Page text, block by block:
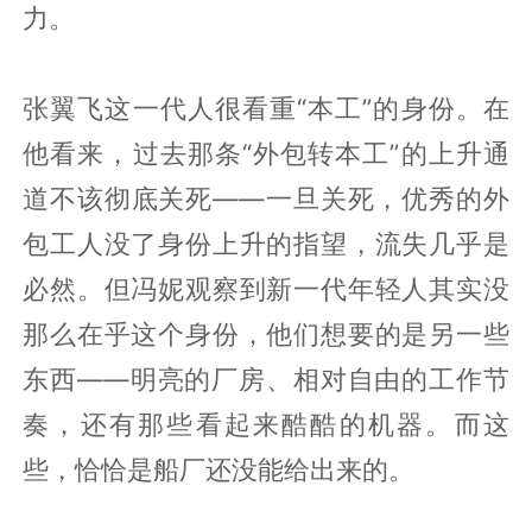
力。
张翼飞这一代人很看重“本工”的身份。在
他看来，过去那条“外包转本工”的上升通
道不该彻底关死——一旦关死，优秀的外
包工人没了身份上升的指望，流失几乎是
必然。但冯妮观察到新一代年轻人其实没
那么在乎这个身份，他们想要的是另一些
东西——明亮的厂房、相对自由的工作节
奏，还有那些看起来酷酷的机器。而这
些，恰恰是船厂还没能给出来的。